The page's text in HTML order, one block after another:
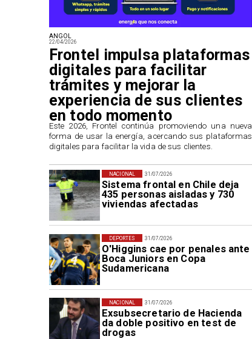
31/07/2026
Sistema frontal en Chile deja
435 personas aisladas y 730
viviendas afectadas
NACIONAL
31/07/2026
O'Higgins cae por penales ante
Boca Juniors en Copa
Sudamericana
DEPORTES
31/07/2026
Exsubsecretario de Hacienda
da doble positivo en test de
drogas
NACIONAL
ANGOL
22/04/2026
Frontel impulsa plataformas
digitales para facilitar
trámites y mejorar la
experiencia de sus clientes
en todo momento
​Este 2026, Frontel continúa promoviendo una nueva
forma de usar la energía, acercando sus plataformas
digitales para facilitar la vida de sus clientes.